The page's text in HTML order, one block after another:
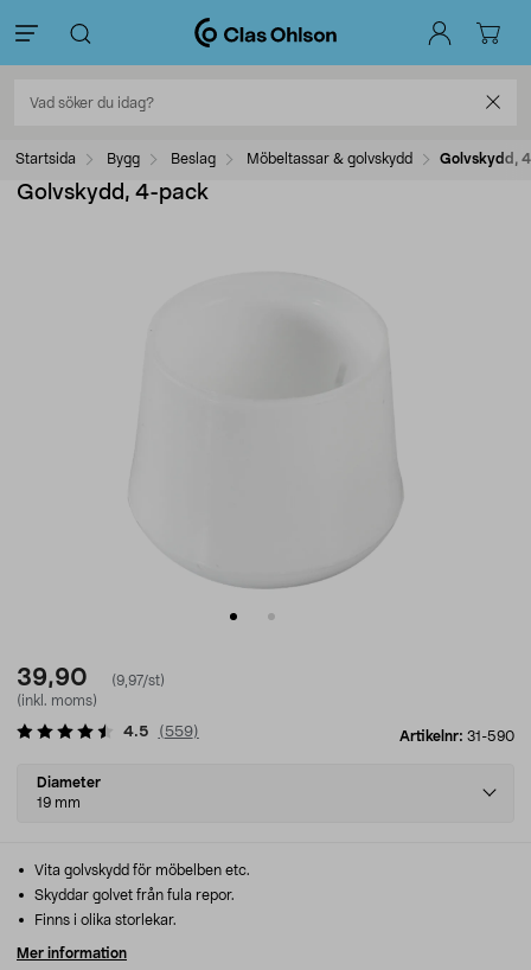
Startsida Bygg Beslag Möbeltassar & golvskydd Golvskydd,
Golvskydd, 4-pack
39,90
(9,97/st)
(inkl. moms)
Artikelnr: 31-590
4.5 ( 559)
Select
variant
Diameter
19 mm
Vita golvskydd för möbelben etc.
Skyddar golvet från fula repor.
Finns i olika storlekar.
Mer information